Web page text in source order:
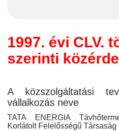
1997. évi CLV.
szerinti
A közszolgáltatási
vállalkozás neve
TATA ENERGIA
Korlátolt Felelősségű Társaság